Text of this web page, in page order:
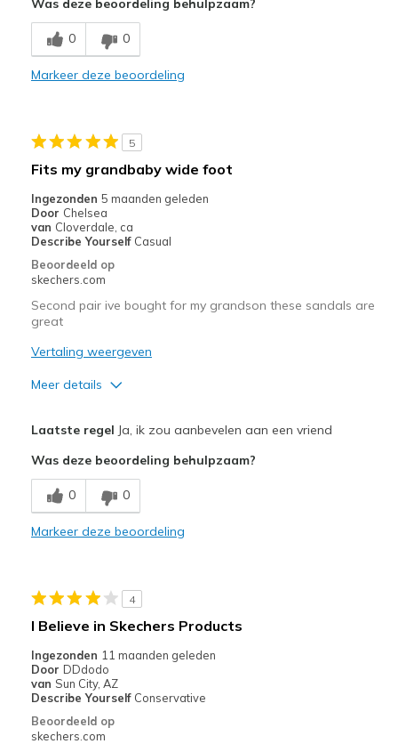
Breathe Well
Comfortable
Beste toepassingen
Going Out
Sizing
Feels true to size
Was deze beoordeling behulpzaam?
0 0
Markeer deze beoordeling
5
Fits my grandbaby wide foot
Ingezonden 5 maanden geleden
Door Chelsea
van Cloverdale, ca
Describe Yourself Casual
Beoordeeld op
skechers.com
Second pair ive bought for my grandson these sandals are
great
Vertaling weergeven
Meer details
Comfortable
Durable
Casual Wear
Width
Feels true to width
Sizing
View On Shoes
I'm Really Into Shoes
Laatste regel Ja, ik zou aanbevelen aan een vriend
Was deze beoordeling behulpzaam?
0 0
Markeer deze beoordeling
4
I Believe in Skechers Products
Ingezonden 11 maanden geleden
Door DDdodo
van Sun City, AZ
Describe Yourself Conservative
Beoordeeld op
skechers.com